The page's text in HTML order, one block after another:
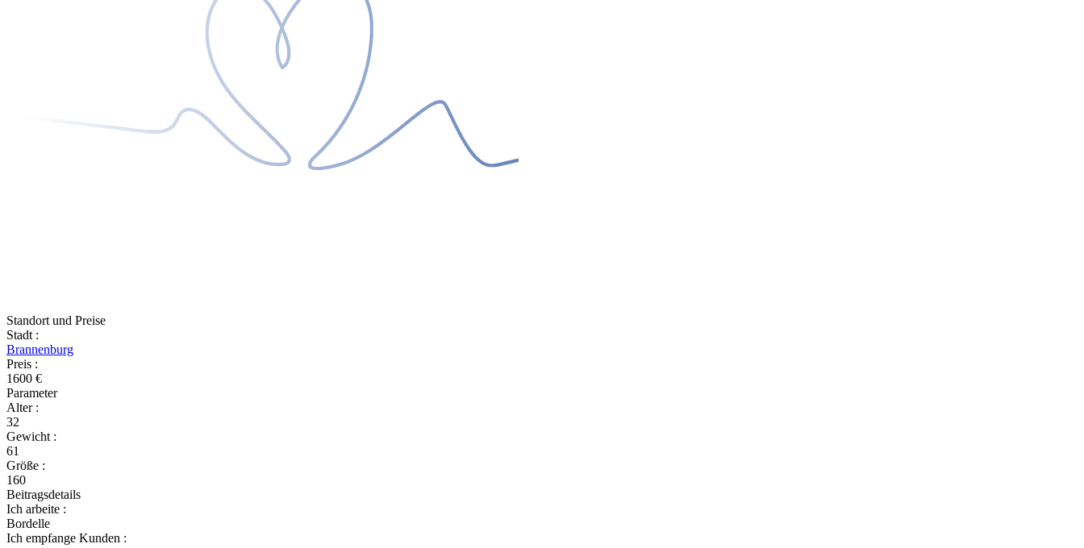
Standort und Preise
Stadt :
Brannenburg
Preis :
1600 €
Parameter
Alter :
32
Gewicht :
61
Größe :
160
Beitragsdetails
Ich arbeite :
Bordelle
Ich empfange Kunden :